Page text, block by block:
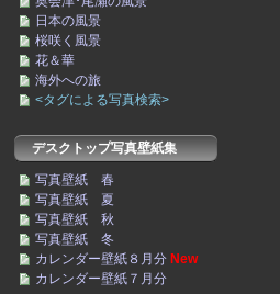
日本の風景
桜咲く風景
花＆華
海外への旅
<タグによる写真検索>
デスクトップ写真壁紙集
写真壁紙 春
写真壁紙 夏
写真壁紙 秋
写真壁紙 冬
カレンダー壁紙８月分 New
カレンダー壁紙７月分